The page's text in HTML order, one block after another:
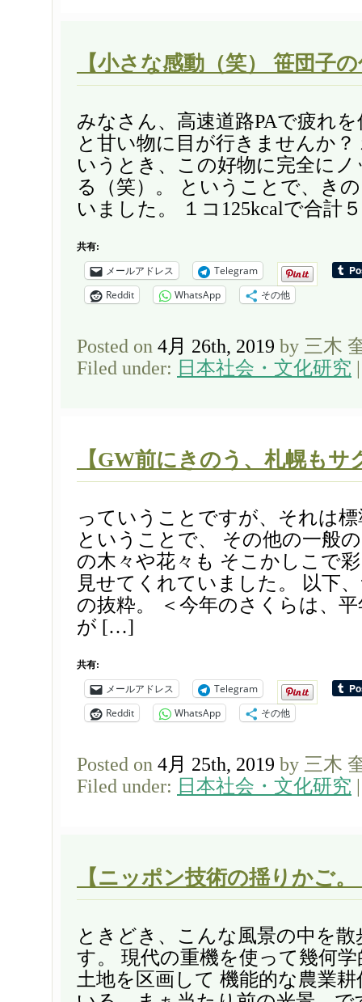
【小さな感動（笑） 笹団子
みなさん、高速道路PAで疲れ
と甘い物に目が行きませんか
いうとき、この好物に完全に
る（笑）。 ということで、き
いました。 １コ125kcalで合計
共有:
メールアドレス
Telegram
Reddit
WhatsApp その他
Posted on 4月 26th, 2019 by 三木
Filed under: 日本社会・文化研究
【GW前にきのう、札幌もサ
っていうことですが、それは
ということで、 その他の一般
の木々や花々も そこかしこで
見せてくれていました。 以下
の抜粋。 ＜今年のさくらは、
が […]
共有:
メールアドレス
Telegram
Reddit
WhatsApp その他
Posted on 4月 25th, 2019 by 三木
Filed under: 日本社会・文化研究
【ニッポン技術の揺りかご
ときどき、こんな風景の中を
す。 現代の重機を使って幾何
土地を区画して 機能的な農業